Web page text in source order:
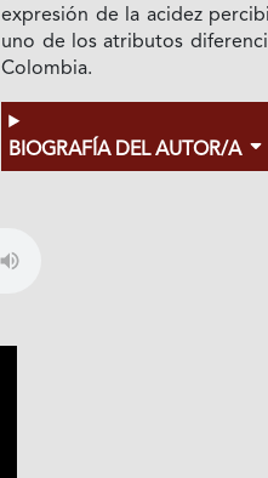
expresión de la acidez
uno de los atributos
Colombia.
BIOGRAFÍA DEL AUTOR/A